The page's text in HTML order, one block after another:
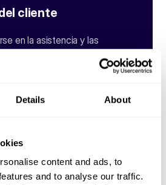
Details About
content and ads, to
and to analyse our traffic.
cliente
en la asistencia y las
ha tenido un enorme
de los clientes. Como los
los casos se
y los clientes quedan más